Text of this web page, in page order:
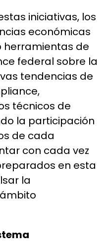
iniciativas, los
económicas
de
federal sobre la
tendencias de
técnicos de
la participación
de cada
con cada vez
en esta
la